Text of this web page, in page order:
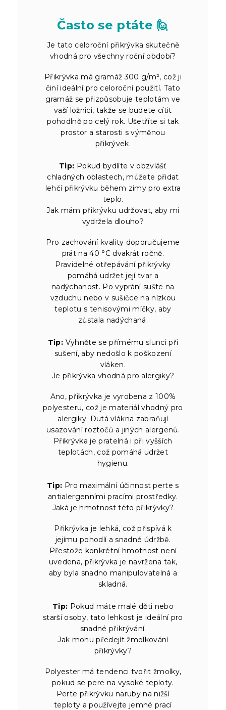
Často se ptáte 🙋
Je tato celoroční přikrývka skutečně
vhodná pro všechny roční období?
Přikrývka má gramáž 300 g/m², což ji
činí ideální pro celoroční použití. Tato
gramáž se přizpůsobuje teplotám ve
vaší ložnici, takže se budete cítit
pohodlně po celý rok. Ušetříte si tak
prostor a starosti s výměnou
přikrývek.
Tip: Pokud bydlíte v obzvlášť
chladných oblastech, můžete přidat
lehčí přikrývku během zimy pro extra
teplo.
Jak mám přikrývku udržovat, aby mi
vydržela dlouho?
Pro zachování kvality doporučujeme
prát na 40 °C dvakrát ročně.
Pravidelné otřepávání přikrývky
pomáhá udržet její tvar a
nadýchanost. Po vyprání sušte na
vzduchu nebo v sušičce na nízkou
teplotu s tenisovými míčky, aby
zůstala nadýchaná.
Tip: Vyhněte se přímému slunci při
sušení, aby nedošlo k poškození
vláken.
Je přikrývka vhodná pro alergiky?
Ano, přikrývka je vyrobena z 100%
polyesteru, což je materiál vhodný pro
alergiky. Dutá vlákna zabraňují
usazování roztočů a jiných alergenů.
Přikrývka je pratelná i při vyšších
teplotách, což pomáhá udržet
hygienu.
Tip: Pro maximální účinnost perte s
antialergenními pracími prostředky.
Jaká je hmotnost této přikrývky?
Přikrývka je lehká, což přispívá k
jejímu pohodlí a snadné údržbě.
Přestože konkrétní hmotnost není
uvedena, přikrývka je navržena tak,
aby byla snadno manipulovatelná a
skladná.
Tip: Pokud máte malé děti nebo
starší osoby, tato lehkost je ideální pro
snadné přikrývání.
Jak mohu předejít žmolkování
přikrývky?
Polyester má tendenci tvořit žmolky,
pokud se pere na vysoké teploty.
Perte přikrývku naruby na nižší
teploty a používejte jemné prací